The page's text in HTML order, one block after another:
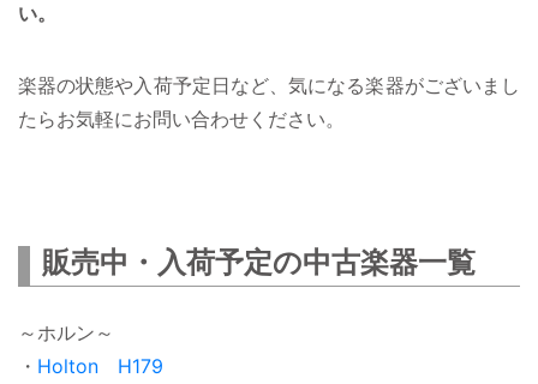
い。
楽器の状態や入荷予定日など、気になる楽器がございまし
たらお気軽にお問い合わせください。
販売中・入荷予定の中古楽器一覧
～ホルン～
・ Holton H179